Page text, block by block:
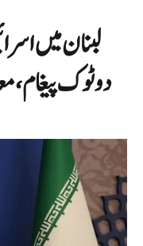
لبنان میں
دوٹوک پیغام،